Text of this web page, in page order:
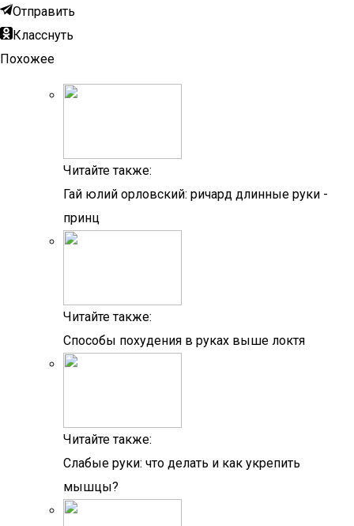
Отправить
Класснуть
Похожее
Читайте также:
Гай юлий орловский: ричард длинные руки -
принц
Читайте также:
Способы похудения в руках выше локтя
Читайте также:
Слабые руки: что делать и как укрепить
мышцы?